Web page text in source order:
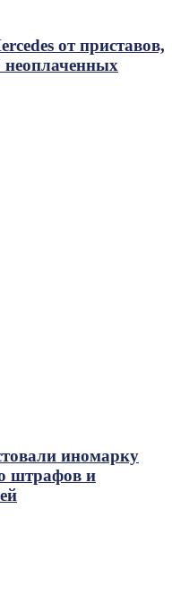
от приставов,
неоплаченных
иномарку
штрафов и